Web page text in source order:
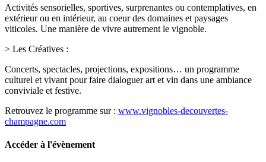
Activités sensorielles, sportives, surprenantes ou contemplatives, en
extérieur ou en intérieur, au coeur des domaines et paysages
viticoles. Une manière de vivre autrement le vignoble.
> Les Créatives :
Concerts, spectacles, projections, expositions… un programme
culturel et vivant pour faire dialoguer art et vin dans une ambiance
conviviale et festive.
Retrouvez le programme sur : www.vignobles-decouvertes-
champagne.com
Accéder à l'évènement